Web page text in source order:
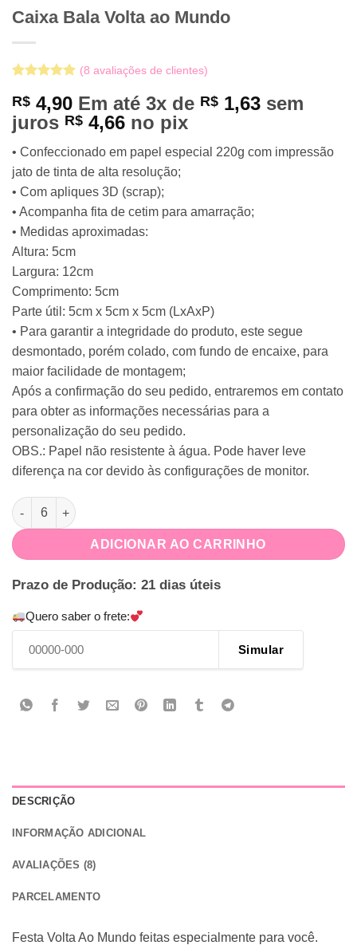
Caixa Bala Volta ao Mundo
como 5de
5, com
baseado em
de clientes
(8 avaliações de clientes)
R$ 4,90 Em até 3x de R$ 1,63 sem
juros R$ 4,66 no pix
• Confeccionado em papel especial 220g com impressão
jato de tinta de alta resolução;
• Com apliques 3D (scrap);
• Acompanha fita de cetim para amarração;
• Medidas aproximadas:
Altura: 5cm
Largura: 12cm
Comprimento: 5cm
Parte útil: 5cm x 5cm x 5cm (LxAxP)
• Para garantir a integridade do produto, este segue
desmontado, porém colado, com fundo de encaixe, para
maior facilidade de montagem;
Após a confirmação do seu pedido, entraremos em contato
para obter as informações necessárias para a
personalização do seu pedido.
OBS.: Papel não resistente à água. Pode haver leve
diferença na cor devido às configurações de monitor.
Caixa Bala Volta ao Mundo quantidade
ADICIONAR AO CARRINHO
Prazo de Produção: 21 dias úteis
Quero saber o frete:
Simular
DESCRIÇÃO
INFORMAÇÃO ADICIONAL
AVALIAÇÕES (8)
PARCELAMENTO
Festa Volta Ao Mundo feitas especialmente para você.